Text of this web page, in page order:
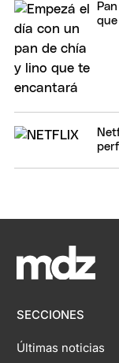
SECCIONES
Últimas noticias